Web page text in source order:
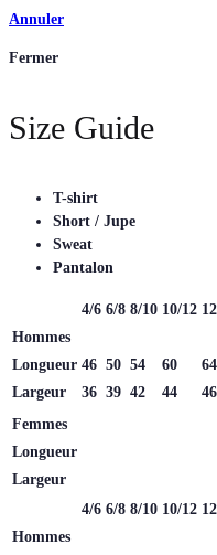
Annuler
Fermer
Size Guide
T-shirt
Short / Jupe
Sweat
Pantalon
4/6 6/8 8/10 10/12
Hommes
Longueur 46 50 54 60 64
Largeur
36 39 42 44 46
Femmes
Longueur
Largeur
4/6 6/8 8/10 10/12
Hommes